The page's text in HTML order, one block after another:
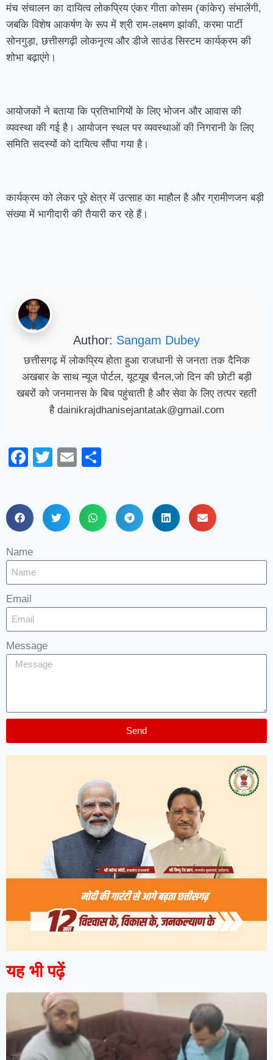
मंच संचालन का दायित्व लोकप्रिय एंकर गीता कोसम (कांकेर) संभालेंगी,
जबकि विशेष आकर्षण के रूप में श्री राम-लक्ष्मण झांकी, करमा पार्टी
सोनगुड़ा, छत्तीसगढ़ी लोकनृत्य और डीजे साउंड सिस्टम कार्यक्रम की
शोभा बढ़ाएंगे।
आयोजकों ने बताया कि प्रतिभागियों के लिए भोजन और आवास की
व्यवस्था की गई है। आयोजन स्थल पर व्यवस्थाओं की निगरानी के लिए
समिति सदस्यों को दायित्व सौंपा गया है।
कार्यक्रम को लेकर पूरे क्षेत्र में उत्साह का माहौल है और ग्रामीणजन बड़ी
संख्या में भागीदारी की तैयारी कर रहे हैं।
Author: Sangam Dubey
छत्तीसगढ़ में लोकप्रिय होता हुआ राजधानी से जनता तक दैनिक
अखबार के साथ न्यूज पोर्टल, यूटयूब चैनल,जो दिन की छोटी बड़ी
खबरों को जनमानस के बिच पहुंचाती है और सेवा के लिए तत्पर रहती
है dainikrajdhanisejantatak@gmail.com
Facebook
TwitterEmail
Name
Email
Message
Send
यह भी पढ़ें